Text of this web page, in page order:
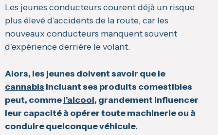
Les jeunes conducteurs courent déjà un risque
plus élevé d’accidents de la route, car les
nouveaux conducteurs manquent souvent
d’expérience derrière le volant.
Alors, les jeunes doivent savoir que le
cannabis incluant ses produits comestibles
peut, commel’alcool, grandement influencer
leur capacité à opérer toute machinerie ou à
conduire quelconque véhicule.